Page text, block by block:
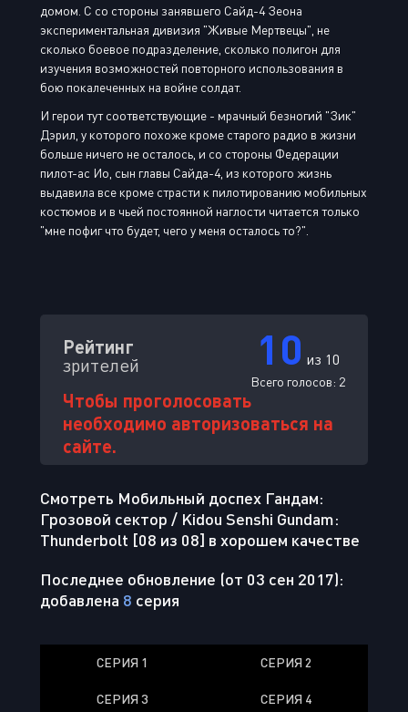
домом. С со стороны занявшего Сайд-4 Зеона
экспериментальная дивизия "Живые Мертвецы", не
сколько боевое подразделение, сколько полигон для
изучения возможностей повторного использования в
бою покалеченных на войне солдат.
И герои тут соответствующие - мрачный безногий "Зик"
Дэрил, у которого похоже кроме старого радио в жизни
больше ничего не осталось, и со стороны Федерации
пилот-ас Ио, сын главы Сайда-4, из которого жизнь
выдавила все кроме страсти к пилотированию мобильных
костюмов и в чьей постоянной наглости читается только
"мне пофиг что будет, чего у меня осталось то?".
Рейтинг
зрителей 10 из 10
Всего голосов: 2
Чтобы проголосовать
необходимо авторизоваться на
сайте.
Смотреть Мобильный доспех Гандам:
Грозовой сектор / Kidou Senshi Gundam:
Thunderbolt [08 из 08] в хорошем качестве
Последнее обновление (от 03 сен 2017):
добавлена 8 серия
СЕРИЯ 1 СЕРИЯ 2
СЕРИЯ 3 СЕРИЯ 4